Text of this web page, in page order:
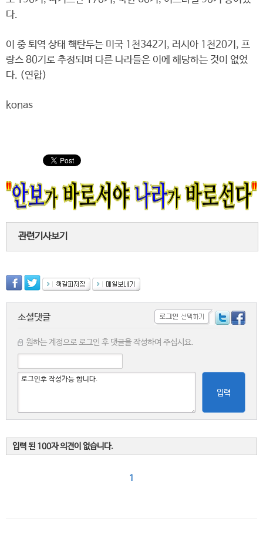
다.
이 중 퇴역 상태 핵탄두는 미국 1천342기, 러시아 1천20기, 프
랑스 80기로 추정되며 다른 나라들은 이에 해당하는 것이 없었
다. (연합)
konas
관련기사보기
소셜댓글
원하는 계정으로 로그인 후 댓글을 작성하여 주십시요.
입력
입력 된 100자 의견이 없습니다.
1